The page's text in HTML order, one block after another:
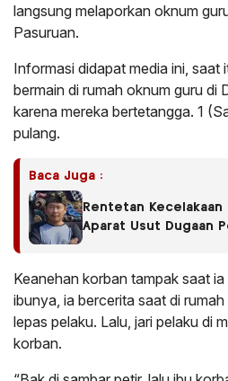
langsung melaporkan oknum
Pasuruan.
Informasi didapat media ini, saat
bermain di rumah oknum guru di
karena mereka bertetangga. 1
pulang.
Baca Juga :
Rentetan Kecelakaan
Aparat Usut Dugaan
Keanehan korban tampak saat
ibunya, ia bercerita saat di
lepas pelaku. Lalu, jari pelaku di
korban.